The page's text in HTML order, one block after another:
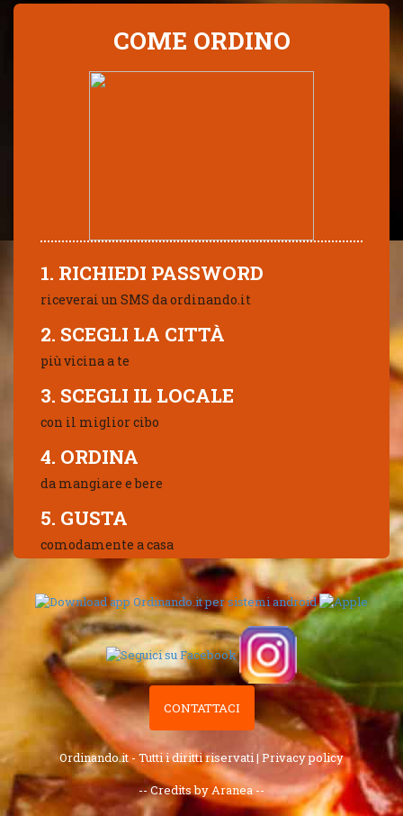
COME ORDINO
1. RICHIEDI PASSWORD
riceverai un SMS da ordinando.it
2. SCEGLI LA CITTÀ
più vicina a te
3. SCEGLI IL LOCALE
con il miglior cibo
4. ORDINA
da mangiare e bere
5. GUSTA
comodamente a casa
CONTATTACI
Ordinando.it - Tutti i diritti riservati | Privacy policy
-- Credits by Aranea --